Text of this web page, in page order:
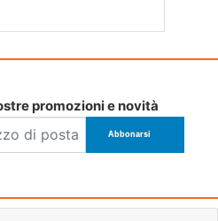
promozioni e novità